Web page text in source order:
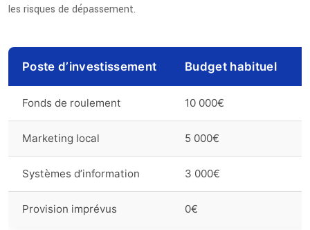
les risques de dépassement.
Poste d’investissement Budget habituel
Fonds de roulement 10 000€
Marketing local 5 000€
Systèmes d’information 3 000€
Provision imprévus 0€